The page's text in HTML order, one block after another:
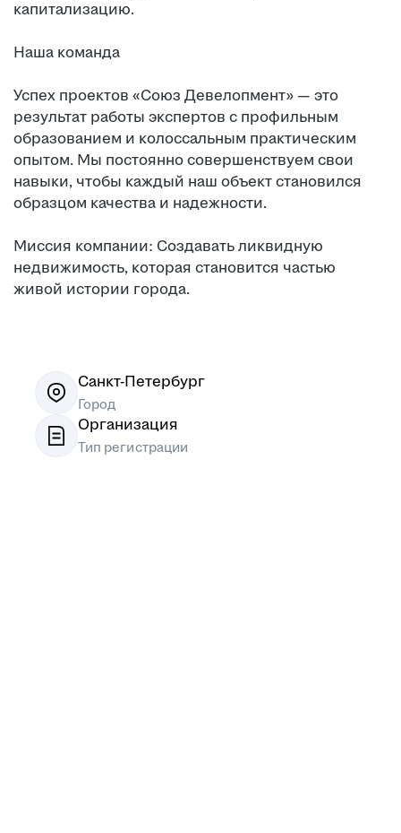
капитализацию.
Наша команда
Успех проектов «Союз Девелопмент» — это
результат работы экспертов с профильным
образованием и колоссальным практическим
опытом. Мы постоянно совершенствуем свои
навыки, чтобы каждый наш объект становился
образцом качества и надежности.
Миссия компании: Создавать ликвидную
недвижимость, которая становится частью
живой истории города.
Санкт-Петербург
Город
Организация
Тип регистрации